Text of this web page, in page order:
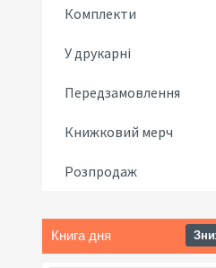
Комплекти
У друкарні
Передзамовлення
Книжковий мерч
Розпродаж
Книга дня